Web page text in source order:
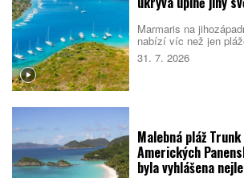
Marmaris na
nabízí víc než jen
Město obklopují
průzračnou vodou i
31. 7. 2026
Malebná pláž Trunk
Amerických
byla vyhlášena